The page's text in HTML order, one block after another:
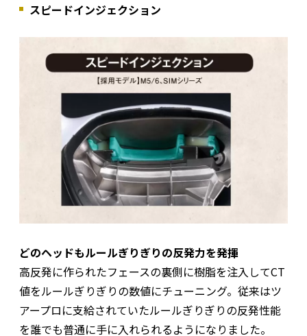
スピードインジェクション
どのヘッドもルールぎりぎりの反発力を発揮
高反発に作られたフェースの裏側に樹脂を注入してCT
値をルールぎりぎりの数値にチューニング。従来はツ
アープロに支給されていたルールぎりぎりの反発性能
を誰でも普通に手に入れられるようになりました。